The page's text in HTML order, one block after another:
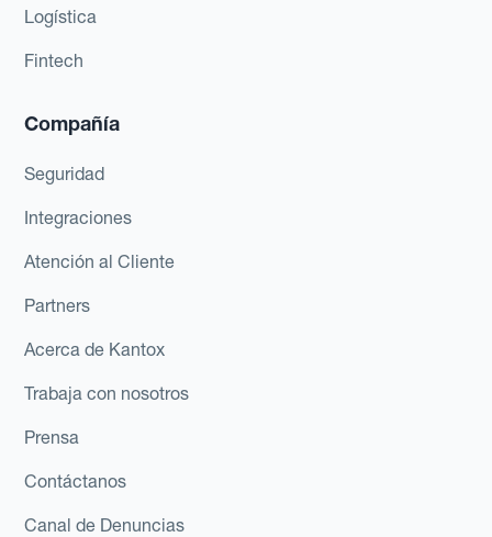
Logística
Fintech
Compañía
Seguridad
Integraciones
Atención al Cliente
Partners
Acerca de Kantox
Trabaja con nosotros
Prensa
Contáctanos
Canal de Denuncias